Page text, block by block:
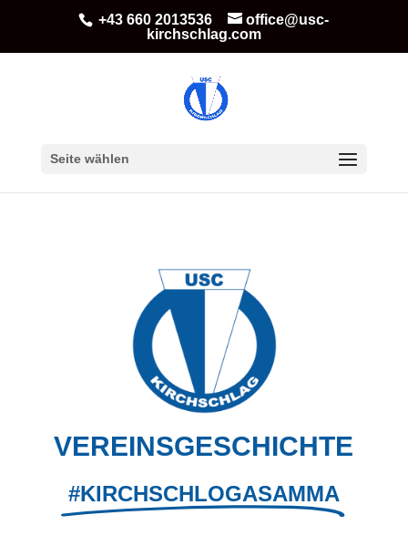
+43 660 2013536
office@usc-
kirchschlag.com
Seite wählen
VEREINS­GESCHICHTE
#KIRCHSCHLOGASAMMA